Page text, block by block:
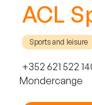
ACL
Sports and leisure
+352 621 522
Mondercange